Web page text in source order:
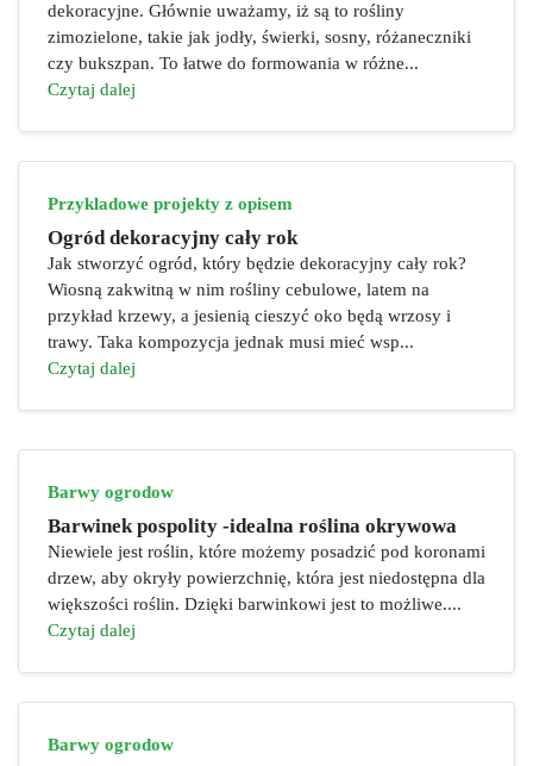
dekoracyjne. Głównie uważamy, iż są to rośliny
zimozielone, takie jak jodły, świerki, sosny, różaneczniki
czy bukszpan. To łatwe do formowania w różne...
Czytaj dalej
Przykladowe projekty z opisem
Ogród dekoracyjny cały rok
Jak stworzyć ogród, który będzie dekoracyjny cały rok?
Wiosną zakwitną w nim rośliny cebulowe, latem na
przykład krzewy, a jesienią cieszyć oko będą wrzosy i
trawy. Taka kompozycja jednak musi mieć wsp...
Czytaj dalej
Barwy ogrodow
Barwinek pospolity -idealna roślina okrywowa
Niewiele jest roślin, które możemy posadzić pod koronami
drzew, aby okryły powierzchnię, która jest niedostępna dla
większości roślin. Dzięki barwinkowi jest to możliwe....
Czytaj dalej
Barwy ogrodow